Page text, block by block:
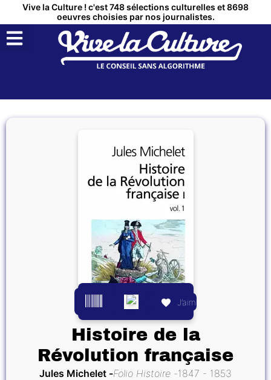
Vive la Culture ! c'est 748 sélections culturelles et 8698
oeuvres choisies par nos journalistes.
J’aime
Histoire de la
Révolution française
Jules Michelet Folio Histoire 1847 - 1853